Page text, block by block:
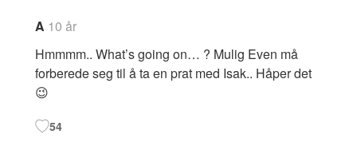
A 10 år
Hmmmm.. What’s going on… ? Mulig Even må
forberede seg til å ta en prat med Isak.. Håper det
😉
54